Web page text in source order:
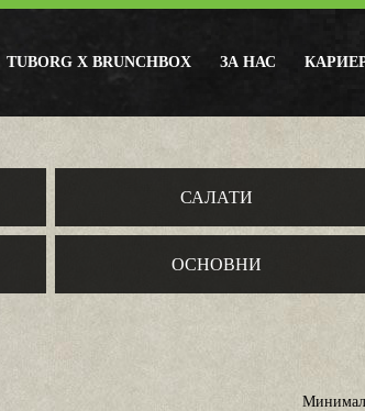
TUBORG X BRUNCHBOX ЗА НАС
САЛАТИ
ОСНОВНИ